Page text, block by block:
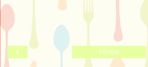
‹ Főoldal